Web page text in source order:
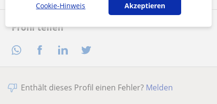
Profil teilen
Enthält dieses Profil einen Fehler? Melden
Cookie-Hinweis Akzeptieren